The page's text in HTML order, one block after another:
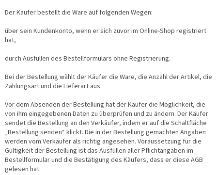
Der Käufer bestellt die Ware auf folgenden Wegen:
über sein Kundenkonto, wenn er sich zuvor im Online-Shop registriert
hat,
durch Ausfüllen des Bestellformulars ohne Registrierung.
Bei der Bestellung wählt der Käufer die Ware, die Anzahl der Artikel, die
Zahlungsart und die Lieferart aus.
Vor dem Absenden der Bestellung hat der Käufer die Möglichkeit, die
von ihm eingegebenen Daten zu überprüfen und zu ändern. Der Käufer
sendet die Bestellung an den Verkäufer, indem er auf die Schaltfläche
„Bestellung senden“ klickt. Die in der Bestellung gemachten Angaben
werden vom Verkäufer als richtig angesehen. Voraussetzung für die
Gültigkeit der Bestellung ist das Ausfüllen aller Pflichtangaben im
Bestellformular und die Bestätigung des Käufers, dass er diese AGB
gelesen hat.